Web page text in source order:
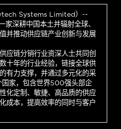
Systems Limited）--
家深耕中国本土并辐射全球、
并推动供应链产业创新与发展
应链分销行业资深人士共同创
十年的行业经验，链接全球供
有力支撑，并通过多元化的采
家，包含世界500强头部企
化定制、敏捷、高品质的供应
成本，提高效率的同时与客户